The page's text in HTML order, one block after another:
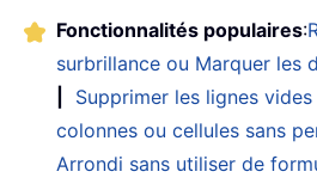
Fonctionnalités populaires:
surbrillance ou Marquer les
Supprimer les lignes vides
colonnes ou cellules sans
Arrondi sans utiliser de